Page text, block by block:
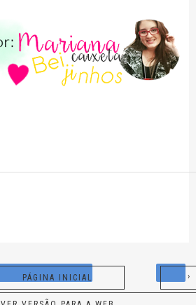
›
PÁGINA INICIAL